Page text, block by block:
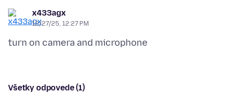
x433agx
12/27/25, 12:27 PM
Všetky odpovede (1)